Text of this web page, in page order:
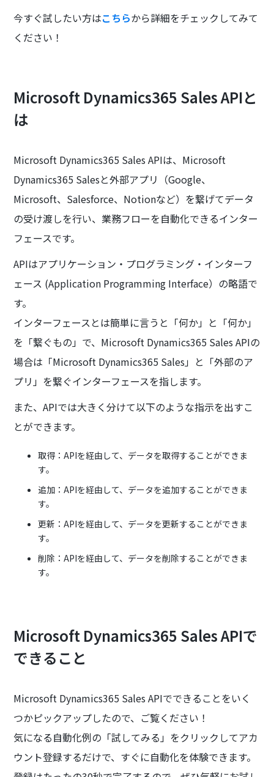
今すぐ試したい方はこちらから詳細をチェックしてみて
ください！
Microsoft Dynamics365 Sales APIと
は
Microsoft Dynamics365 Sales APIは、Microsoft
Dynamics365 Salesと外部アプリ（Google、
Microsoft、Salesforce、Notionなど）を繋げてデータ
の受け渡しを行い、業務フローを自動化できるインター
フェースです。
APIはアプリケーション・プログラミング・インターフ
ェース (Application Programming Interface）の略語で
す。
インターフェースとは簡単に言うと「何か」と「何か」
を「繋ぐもの」で、Microsoft Dynamics365 Sales APIの
場合は「Microsoft Dynamics365 Sales」と「外部のア
プリ」を繋ぐインターフェースを指します。
また、APIでは大きく分けて以下のような指示を出すこ
とができます。
取得：APIを経由して、データを取得することができま
す。
追加：APIを経由して、データを追加することができま
す。
更新：APIを経由して、データを更新することができま
す。
削除：APIを経由して、データを削除することができま
す。
Microsoft Dynamics365 Sales APIで
できること
Microsoft Dynamics365 Sales APIでできることをいく
つかピックアップしたので、ご覧ください！
気になる自動化例の「試してみる」をクリックしてアカ
ウント登録するだけで、すぐに自動化を体験できます。